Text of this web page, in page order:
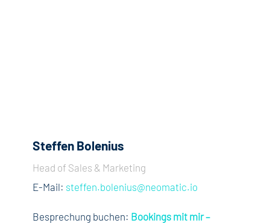
Steffen Bolenius
Head of Sales & Marketing
E-Mail: steffen.bolenius@neomatic.io
Besprechung buchen: Bookings mit mir –